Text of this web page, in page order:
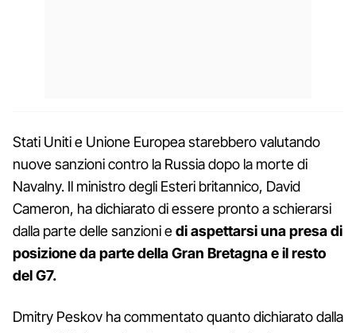
Stati Uniti e Unione Europea starebbero valutando
nuove sanzioni contro la Russia dopo la morte di
Navalny. Il ministro degli Esteri britannico, David
Cameron, ha dichiarato di essere pronto a schierarsi
dalla parte delle sanzioni edi aspettarsi una presa di
posizione da parte della Gran Bretagna e il resto
del G7.
Dmitry Peskov ha commentato quanto dichiarato dalla